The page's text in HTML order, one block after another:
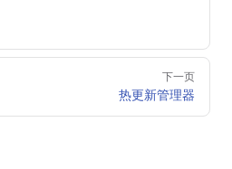
下一页
热更新管理器